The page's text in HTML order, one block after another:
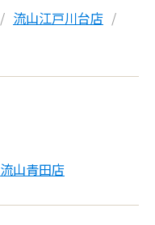
流山江戸川台店
流山青田店